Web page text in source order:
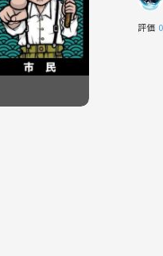
評価